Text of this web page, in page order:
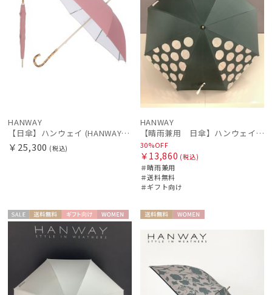
FLO(A)TUS
FURLA
フルラ
Gracy
LANVIN COLLECTION
ランバン コレクション
ランバン オン ブルー
MACKINTOSH PHILOSOPHY
HANWAY
【日傘】ハンウェイ (HANWAY) Pシエスタ 白ラミネート ナチュラルカラー 長傘 オールウェザー 遮光 竹手元 晴雨兼用 UV 日本製
￥25,300 (税込)
HANWAY
【晴雨兼用 日傘】ハンウェイ（ＨＡＮＷＡＹ）Angela（アンジェラ）
30%OFF
￥13,860 (税込)
＃晴雨兼用
＃送料無料
＃ギフト向け
セー 送料無
料
ギフト
向け
WOME
N
料
N